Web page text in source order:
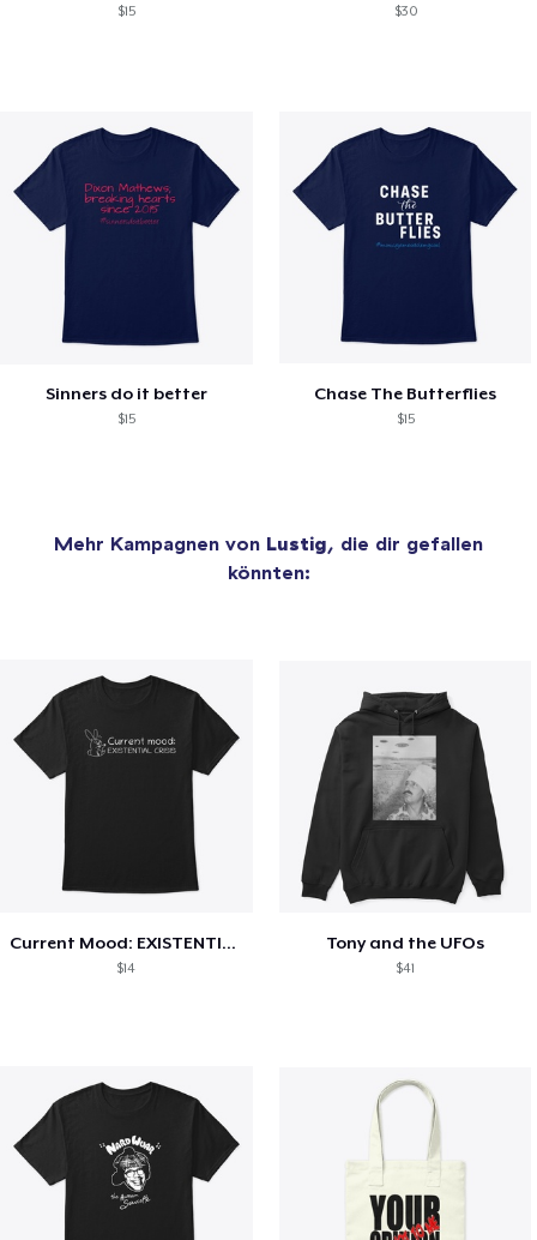
$15 $30
Sinners do it better
$15
Chase The Butterflies
$15
Mehr Kampagnen von Lustig, die dir gefallen
könnten:
Current Mood: EXISTENTIAL CRISIS
$14
Tony and the UFOs
$41